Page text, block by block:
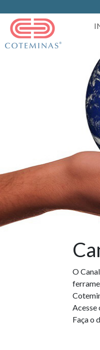
https://
O
Acesse
Faça o